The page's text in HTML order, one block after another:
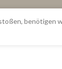
benötigen